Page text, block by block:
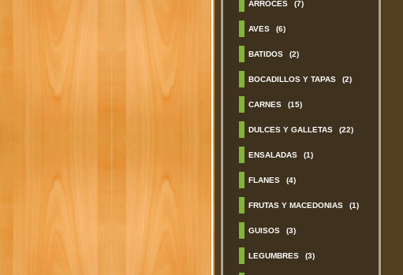
ARROCES (7)
AVES (6)
BATIDOS (2)
BOCADILLOS Y TAPAS (2)
CARNES (15)
DULCES Y GALLETAS (22)
ENSALADAS (1)
FLANES (4)
FRUTAS Y MACEDONIAS (1)
GUISOS (3)
LEGUMBRES (3)